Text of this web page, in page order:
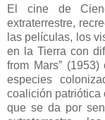
El cine de
extraterrestre,
las películas, los
en la Tierra con
from Mars”
especies
coalición patriótica
que se da por